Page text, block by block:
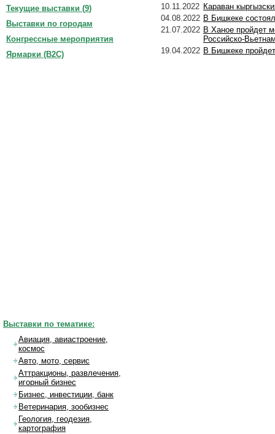
10.11.2022 Караван
04.08.2022 В Бишкеке
21.07.2022 В Ханое пройдет
Российско-
19.04.2022 В Бишкеке
Текущие выставки (9)
Выставки по городам
Конгрессные мероприятия
Ярмарки (B2C)
Выставки по тематике:
Авиация, авиастроение,
космос
Авто, мото, сервис
Аттракционы, развлечения,
игорный бизнес
Бизнес, инвестиции, банк
Ветеринария, зообизнес
Геология, геодезия,
картография